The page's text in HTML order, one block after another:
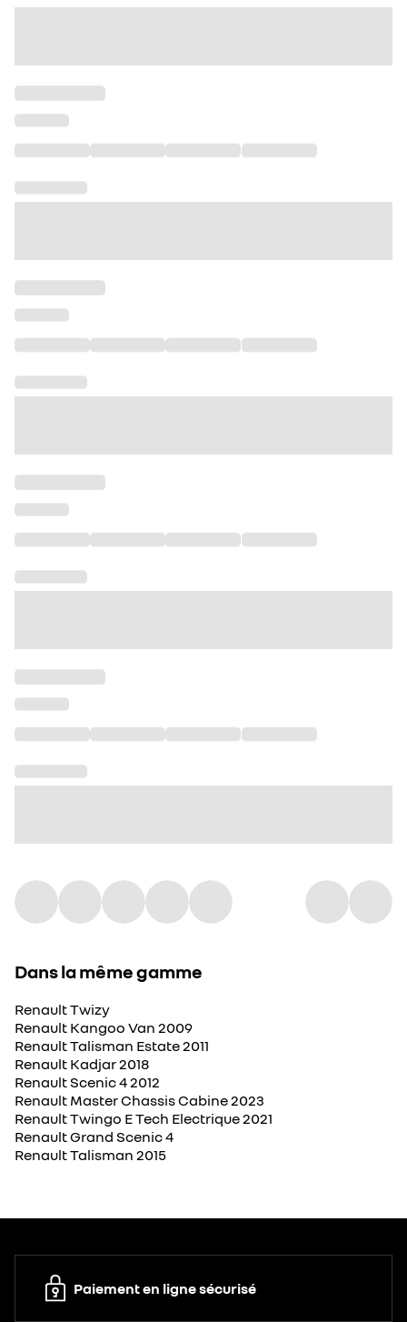
Dans la même gamme
Renault Twizy
Renault Kangoo Van 2009
Renault Talisman Estate 2011
Renault Kadjar 2018
Renault Scenic 4 2012
Renault Master Chassis Cabine 2023
Renault Twingo E Tech Electrique 2021
Renault Grand Scenic 4
Renault Talisman 2015
Paiement en ligne sécurisé